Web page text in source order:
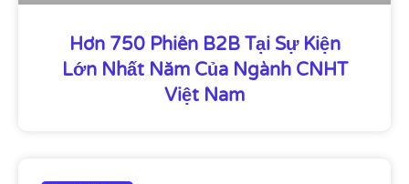
Hơn 750 Phiên B2B Tại Sự Kiện
Lớn Nhất Năm Của Ngành CNHT
Việt Nam